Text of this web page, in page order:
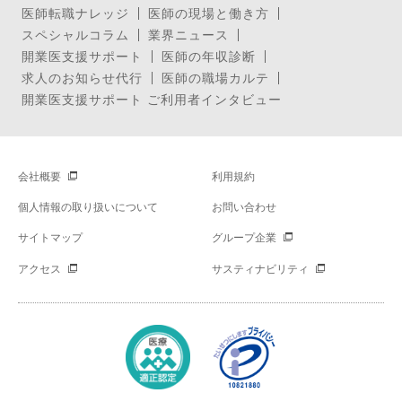
医師転職ナレッジ
医師の現場と働き方
スペシャルコラム
業界ニュース
開業医支援サポート
医師の年収診断
求人のお知らせ代行
医師の職場カルテ
開業医支援サポート ご利用者インタビュー
会社概要 利用規約
個人情報の取り扱いについて お問い合わせ
サイトマップ グループ企業
アクセス サスティナビリティ